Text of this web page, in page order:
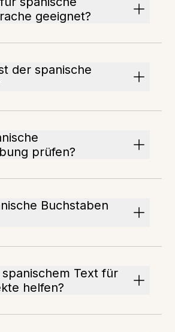
geeignet?
der spanische
prüfen?
Buchstaben
Text für
helfen?